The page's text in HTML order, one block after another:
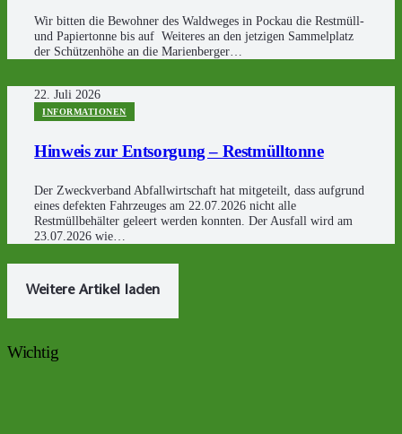
Wir bitten die Bewohner des Waldweges in Pockau die Restmüll-
und Papiertonne bis auf Weiteres an den jetzigen Sammelplatz
der Schützenhöhe an die Marienberger…
22. Juli 2026
INFORMATIONEN
Hinweis zur Entsorgung – Restmülltonne
Der Zweckverband Abfallwirtschaft hat mitgeteilt, dass aufgrund
eines defekten Fahrzeuges am 22.07.2026 nicht alle
Restmüllbehälter geleert werden konnten. Der Ausfall wird am
23.07.2026 wie…
Weitere Artikel laden
Wichtig